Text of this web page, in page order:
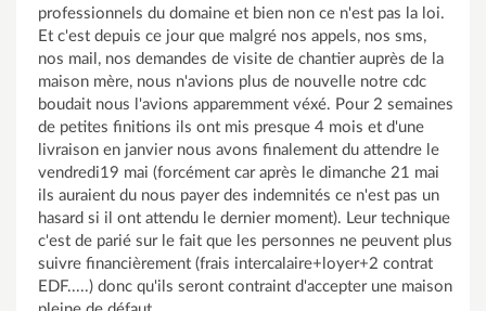
professionnels du domaine et bien non ce n'est pas la loi.
Et c'est depuis ce jour que malgré nos appels, nos sms,
nos mail, nos demandes de visite de chantier auprès de la
maison mère, nous n'avions plus de nouvelle notre cdc
boudait nous l'avions apparemment véxé. Pour 2 semaines
de petites finitions ils ont mis presque 4 mois et d'une
livraison en janvier nous avons finalement du attendre le
vendredi19 mai (forcément car après le dimanche 21 mai
ils auraient du nous payer des indemnités ce n'est pas un
hasard si il ont attendu le dernier moment). Leur technique
c'est de parié sur le fait que les personnes ne peuvent plus
suivre financièrement (frais intercalaire+loyer+2 contrat
EDF.....) donc qu'ils seront contraint d'accepter une maison